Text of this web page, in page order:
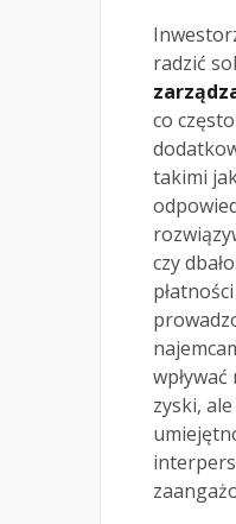
radzić
co
takimi
czy
zyski,